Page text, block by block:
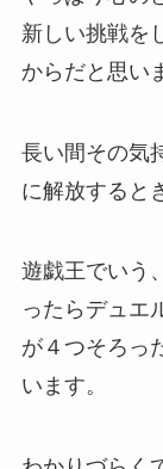
新しい挑戦を
からだと思い
長い間その気
に解放すると
遊戯王でいう
ったらデュエ
が４つそろっ
います。